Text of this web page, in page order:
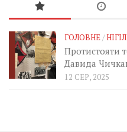
ГОЛОВНЕ/
Протистояти
Давида
12 СЕР, 2025